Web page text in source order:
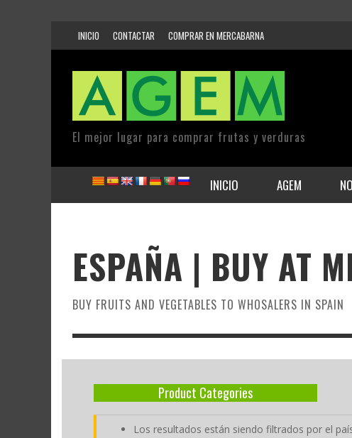
INICIO CONTACTAR COMPRAR EN MERCABARNA
El mejor lugar para comprar frutas y verduras
INICIO AGEM
ESPAÑA | BUY AT
BUY FRUITS AND VEGETABLES TO WHOSALERS IN SPAIN
Product Categories
Los resultados están siendo filtrados por el